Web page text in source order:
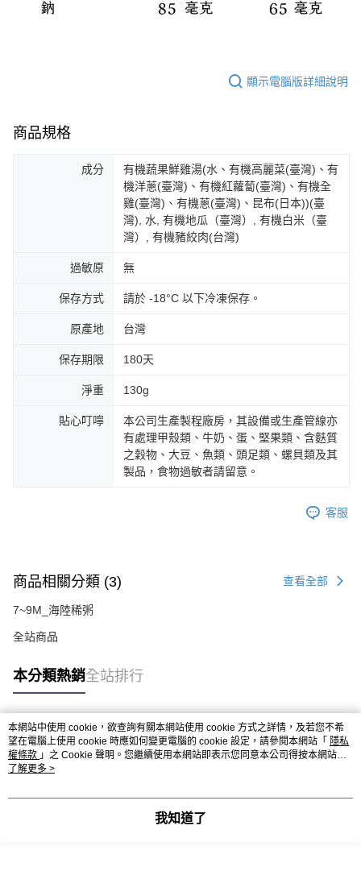
顯示電腦版詳細說明
商品規格
成分
有機蔬果鮮雞湯(水、有機高麗菜(臺灣)、有
機洋蔥(臺灣)、有機紅蘿蔔(臺灣)、有機全
雞(臺灣)、有機蔥(臺灣)、昆布(日本))(臺
灣), 水, 有機地瓜（臺灣）, 有機白米（臺
灣）, 有機豬絞肉(台灣)
過敏原 無
保存方式 請於 -18°C 以下冷凍保存。
原產地 台灣
保存期限 180天
淨重 130g
貼心叮嚀
本公司生產製程廠房，其設備或生產管線亦
有處理甲殼類、牛奶、蛋、堅果類、含麩質
之穀物、大豆、魚類、頭足類、螺貝類及其
製品，食物過敏者請留意。
客服
商品相關分類 (3) 查看全部
7~9M_海陸稀粥
全站商品
本分類熱銷全站排行
熱門標籤
本網站中使用 cookie，欲查詢有關本網站使用 cookie 方式之詳情，及若您不希
望在電腦上使用 cookie 時應如何變更電腦的 cookie 設定，請參閱本網站「 隱私
權條款 」之 Cookie 聲明。您繼續使用本網站即表示您同意本公司得按本網站使
用條款之 Cookie 聲明使用 cookie。
了解更多 >
我知道了